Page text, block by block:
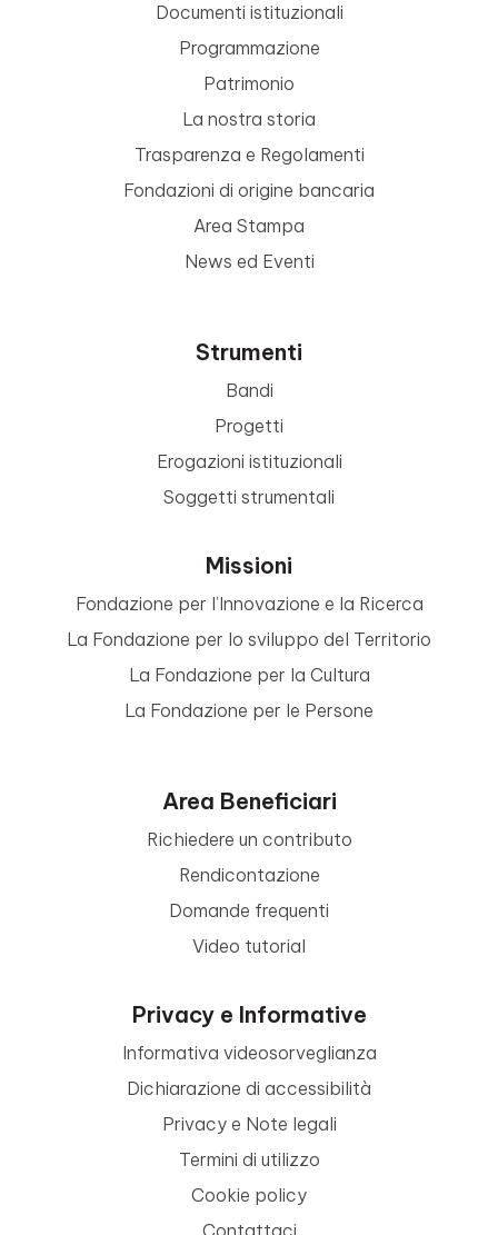
Documenti istituzionali
Programmazione
Patrimonio
La nostra storia
Trasparenza e Regolamenti
Fondazioni di origine bancaria
Area Stampa
News ed Eventi
Strumenti
Bandi
Progetti
Erogazioni istituzionali
Soggetti strumentali
Missioni
Fondazione per l’Innovazione e la Ricerca
La Fondazione per lo sviluppo del Territorio
La Fondazione per la Cultura
La Fondazione per le Persone
Area Beneficiari
Richiedere un contributo
Rendicontazione
Domande frequenti
Video tutorial
Privacy e Informative
Informativa videosorveglianza
Dichiarazione di accessibilità
Privacy e Note legali
Termini di utilizzo
Cookie policy
Contattaci